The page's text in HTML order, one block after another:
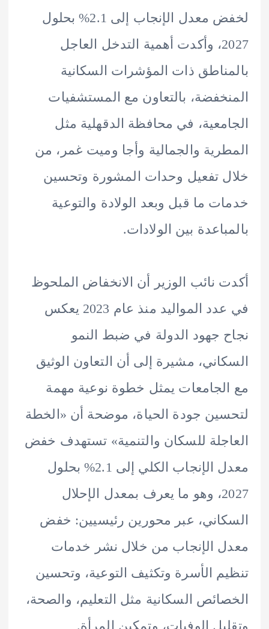
لخفض معدل الإنجاب إلى 2.1% بحلول
2027، وأكدت أهمية التدخل العاجل
ذات المؤشرات السكانية
بالتعاون مع المستشفيات
في محافظة الدقهلية مثل
والجمالية وأجا وميت غمر، من
تفعيل وحدات المشورة وتحسين
ما قبل وبعد الولادة والتوعية
بين الولادات.
نائب الوزير أن الانخفاض الملحوظ
في عدد المواليد منذ عام 2023 يعكس
جهود الدولة في ضبط النمو
مشيرة إلى أن التعاون الوثيق
يمثل خطوة نوعية مهمة
جودة الحياة، موضحة أن «الخطة
للسكان والتنمية» تستهدف خفض
معدل الإنجاب الكلي إلى 2.1% بحلول
2027، وهو ما يعرف بمعدل الإحلال
عبر محورين رئيسيين: خفض
الإنجاب من خلال نشر خدمات
الأسرة وتكثيف التوعية، وتحسين
السكانية مثل التعليم، والصحة،
الوفيات، وتمكين المرأة.